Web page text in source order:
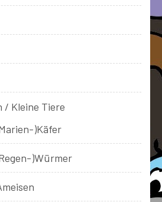
/ Kleine Tiere
)Käfer
)Würmer